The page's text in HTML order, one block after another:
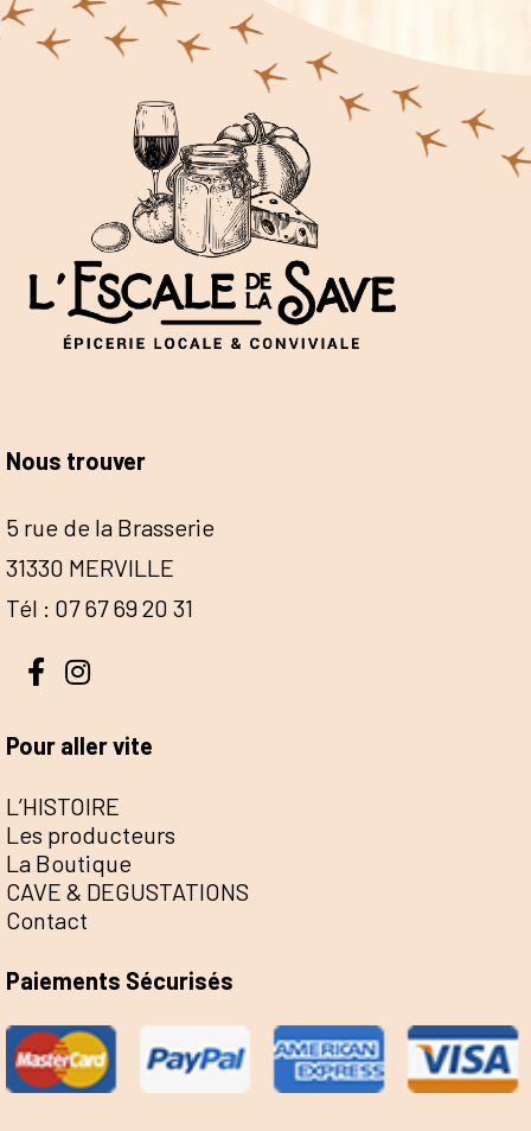
Nous trouver
5 rue de la Brasserie
31330 MERVILLE
Tél : 07 67 69 20 31
Pour aller vite
L’HISTOIRE
Les producteurs
La Boutique
CAVE & DEGUSTATIONS
Contact
Paiements Sécurisés